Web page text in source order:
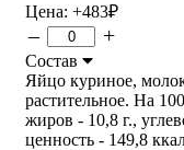
Цена: +483₽
– +
Состав
Яйцо куриное,
растительное. На
жиров - 10,8 г.,
ценность - 149,8